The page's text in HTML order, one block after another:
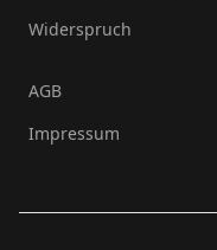
Widerspruch
AGB
Impressum